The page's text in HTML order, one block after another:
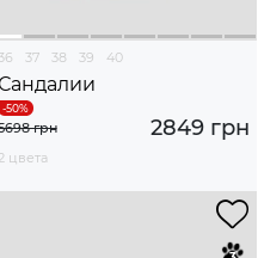
36 37 38 39 40
Сандалии
2849 грн
грн
2 цвета